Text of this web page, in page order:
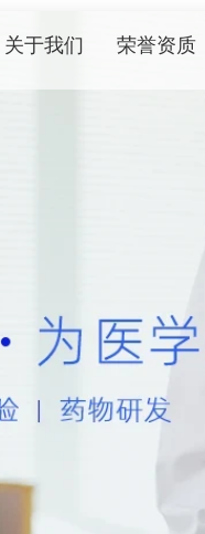
关于我们 荣誉资质